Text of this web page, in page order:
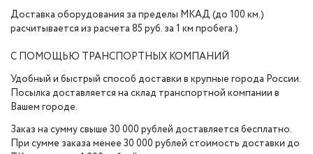
Доставка оборудования за пределы МКАД (до 100 км.)
расчитывается из расчета 85 руб. за 1 км пробега.)
С ПОМОЩЬЮ ТРАНСПОРТНЫХ КОМПАНИЙ
Удобный и быстрый способ доставки в крупные города России.
Посылка доставляется на склад транспортной компании в
Вашем городе.
Заказ на сумму свыше 30 000 рублей доставляется бесплатно.
При сумме заказа менее 30 000 рублей стоимость доставки до